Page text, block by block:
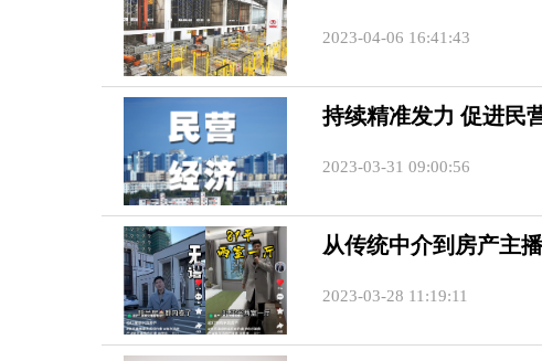
2023-04-06 16:41:43
持续精准发力 促进民
2023-03-31 09:00:56
从传统中介到房产主
2023-03-28 11:19:11